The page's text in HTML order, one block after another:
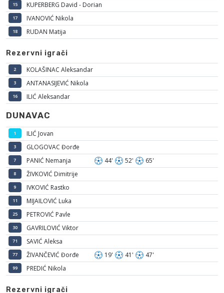
15 KUPERBERG David - Dorian
17 IVANOVIĆ Nikola
18 RUDAN Matija
Rezervni igrači
2 KOLAŠINAC Aleksandar
3 ANTANASIJEVIĆ Nikola
16 ILIĆ Aleksandar
DUNAVAC
1 ILIĆ Jovan
3 GLOGOVAC Đorđe
7 PANIĆ Nemanja 44' 52' 65'
8 ŽIVKOVIĆ Dimitrije
9 IVKOVIĆ Rastko
11 MIJAILOVIĆ Luka
25 PETROVIĆ Pavle
30 GAVRILOVIĆ Viktor
71 SAVIĆ Aleksa
77 ŽIVANČEVIĆ Đorđe 19' 41' 47'
99 PREDIĆ Nikola
Rezervni igrači